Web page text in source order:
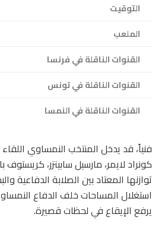
التوقيت
الملعب
القنوات الناقلة في فرنسا
القنوات الناقلة في تونس
القنوات الناقلة في النمسا
كونراد لايمر، مارسيل سابيتزر،
توازنها المعتاد بين الصلابة
استغلال المساحات خلف الدفاع
يرفع الإيقاع في لحظات قصيرة.